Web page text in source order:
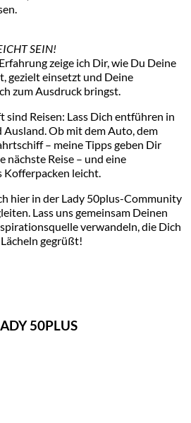
SEIN!
zeige ich Dir, wie Du Deine
gezielt einsetzt und Deine
zum Ausdruck bringst.
sind Reisen: Lass Dich entführen in
Ob mit dem Auto, dem
– meine Tipps geben Dir
nächste Reise – und eine
leicht.
hier in der Lady 50plus-Community
Lass uns gemeinsam Deinen
verwandeln, die Dich
gegrüßt!
50PLUS